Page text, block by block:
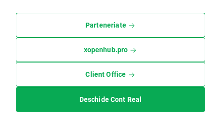
Parteneriate
xopenhub.pro
Client Office
Deschide Cont Real